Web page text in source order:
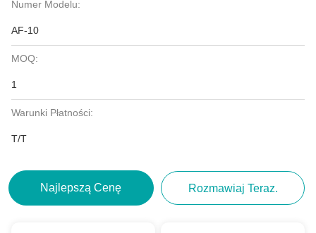
Numer Modelu:
AF-10
MOQ:
1
Warunki Płatności:
T/T
Najlepszą Cenę Rozmawiaj Teraz.